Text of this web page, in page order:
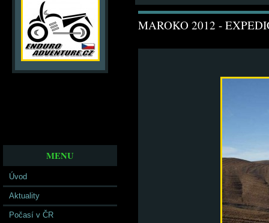
MENU
Úvod
Aktuality
Počasí v ČR
MAROKO 2012 -